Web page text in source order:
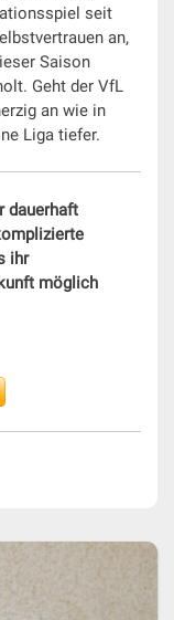
seit
an,
Saison
Geht der VfL
an wie in
Liga tiefer.
dauerhaft
ihr
möglich